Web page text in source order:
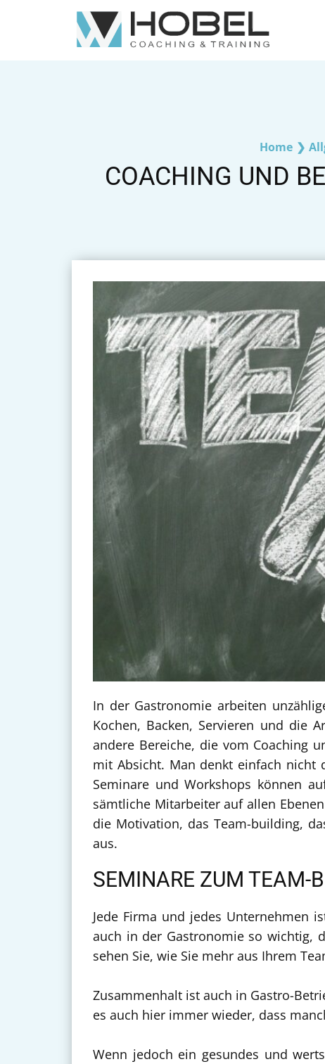
Home ❯
COACHING UND
In der Gastronomie arbeiten
Kochen, Backen, Servieren und die
andere Bereiche, die vom Coaching
mit Absicht. Man denkt einfach nicht
Seminare und Workshops können
sämtliche Mitarbeiter auf allen
die Motivation, das Team-building,
aus.
SEMINARE ZUM TEAM-
Jede Firma und jedes Unternehmen
auch in der Gastronomie so wichtig,
sehen Sie, wie Sie mehr aus Ihrem
Zusammenhalt ist auch in Gastro-
es auch hier immer wieder, dass
Wenn jedoch ein gesundes und